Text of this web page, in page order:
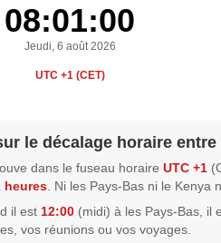
08:01:00
Jeudi, 6 août 2026
UTC +1 (CET)
le décalage horaire
dans le fuseau horaire UTC +1
heures . Ni les Pays-Bas ni le
il est 12:00 (midi) à les Pays-Bas, il
vos réunions ou vos voyages.